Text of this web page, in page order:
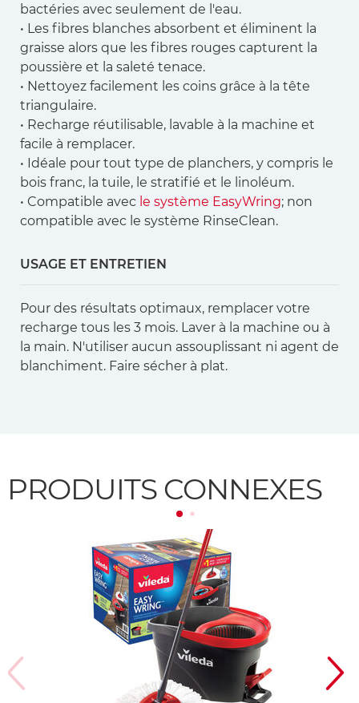
bactéries avec seulement de l'eau.
• Les fibres blanches absorbent et éliminent la
graisse alors que les fibres rouges capturent la
poussière et la saleté tenace.
• Nettoyez facilement les coins grâce à la tête
triangulaire.
• Recharge réutilisable, lavable à la machine et
facile à remplacer.
• Idéale pour tout type de planchers, y compris le
bois franc, la tuile, le stratifié et le linoléum.
• Compatible avec le système EasyWring; non
compatible avec le système RinseClean.
USAGE ET ENTRETIEN
Pour des résultats optimaux, remplacer votre
recharge tous les 3 mois. Laver à la machine ou à
la main. N'utiliser aucun assouplissant ni agent de
blanchiment. Faire sécher à plat.
PRODUITS CONNEXES